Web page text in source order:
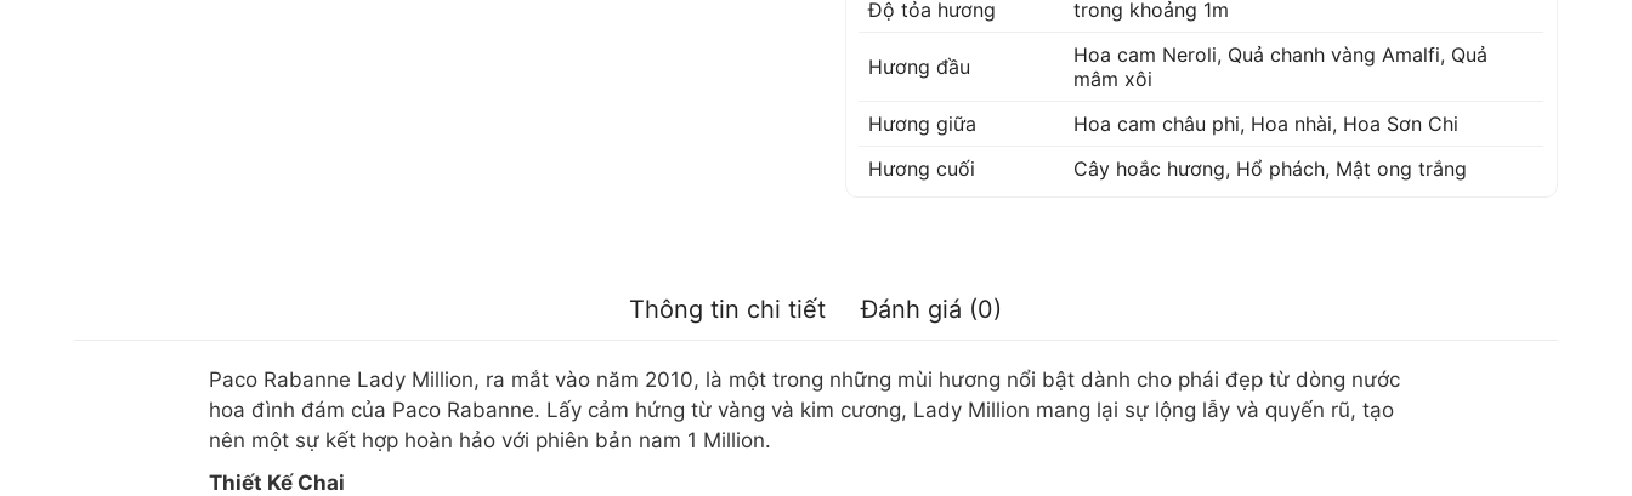
Độ tỏa hương
trong khoảng 1m
Hương đầu Hoa cam Neroli, Quả chanh vàng Amalfi, Quả
mâm xôi
Hương giữa
Hoa cam châu phi, Hoa nhài, Hoa Sơn Chi
Hương cuối
Cây hoắc hương, Hổ phách, Mật ong trắng
Thông tin chi tiết Đánh giá (0)
Paco Rabanne Lady Million, ra mắt vào năm 2010, là một trong những mùi hương nổi bật dành cho phái đẹp từ dòng nước
hoa đình đám của Paco Rabanne. Lấy cảm hứng từ vàng và kim cương, Lady Million mang lại sự lộng lẫy và quyến rũ, tạo
nên một sự kết hợp hoàn hảo với phiên bản nam 1 Million.
Thiết Kế Chai